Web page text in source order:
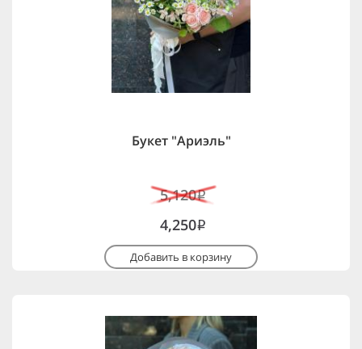
Букет "Ариэль"
5,120i
4,250i
Добавить в корзину